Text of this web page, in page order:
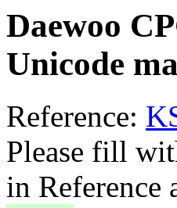
Daewoo
Unicode
Reference:
Please fill
in Reference